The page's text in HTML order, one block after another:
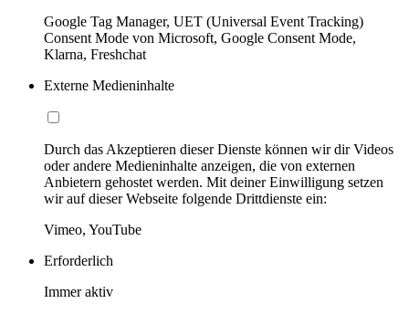
Google Tag Manager, UET (Universal Event Tracking)
Consent Mode von Microsoft, Google Consent Mode,
Klarna, Freshchat
Externe Medieninhalte
Durch das Akzeptieren dieser Dienste können wir dir Videos
oder andere Medieninhalte anzeigen, die von externen
Anbietern gehostet werden. Mit deiner Einwilligung setzen
wir auf dieser Webseite folgende Drittdienste ein:
Vimeo, YouTube
Erforderlich
Immer aktiv